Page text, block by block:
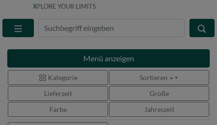
XPLORE YOUR LIMITS
Suche
Eingabefeld
Menü anzeigen
Kategorie Sortieren ▲ ▼
Lieferzeit
Größe
Farbe
Jahreszeit